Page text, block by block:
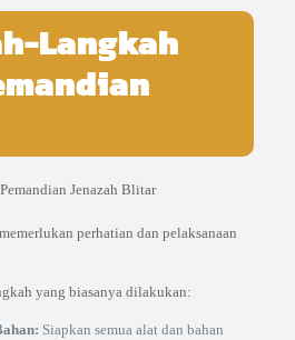
Langkah
perhatian dan pelaksanaan
yang biasanya dilakukan:
Siapkan semua alat dan bahan